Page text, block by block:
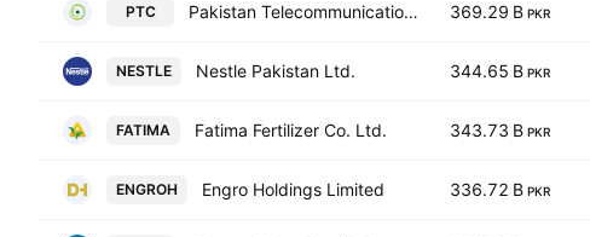
PTC Pakistan Telecommunication Co. Ltd. Class A 369.29 B PKR
NESTLE Nestle Pakistan Ltd. 344.65 B PKR
FATIMA Fatima Fertilizer Co. Ltd. 343.73 B PKR
ENGROH Engro Holdings Limited 336.72 B PKR